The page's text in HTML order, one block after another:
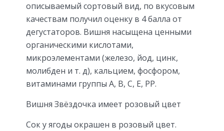
описываемый сортовый вид, по вкусовым
качествам получил оценку в 4 балла от
дегустаторов. Вишня насыщена ценными
органическими кислотами,
микроэлементами (железо, йод, цинк,
молибден и т. д), кальцием, фосфором,
витаминами группы A, B, C, E, PP.
Вишня Звёздочка имеет розовый цвет
Сок у ягоды окрашен в розовый цвет.